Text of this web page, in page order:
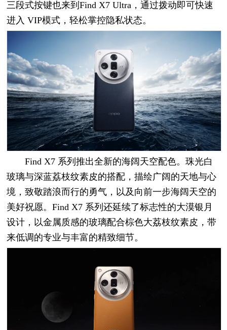
三段式按键也来到Find X7 Ultra，通过拨动即可快速
进入 VIP模式，轻松掌控隐私状态。
Find X7 系列推出全新的海阔天空配色。珠光白
玻璃与深蓝荔枝纹素皮的搭配，描绘广阔的天地与心
境，致敬踏浪而行的勇气，以及向前一步海阔天空的
美好祝愿。Find X7 系列还延续了标志性的大漠银月
设计，以金属质感的玻璃配合棕色大荔枝纹素皮，带
来低调的专业与丰富的精致细节。